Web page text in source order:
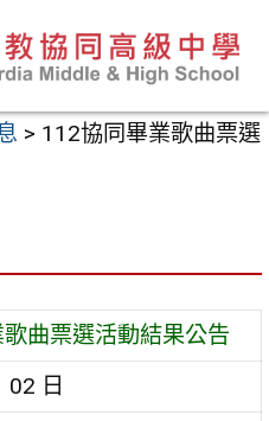
> 112協同畢業歌曲票選
曲票選活動結果公告
02 日